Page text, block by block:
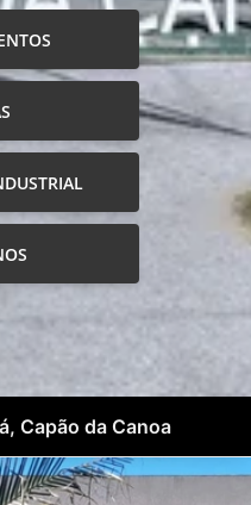
Capão da Canoa